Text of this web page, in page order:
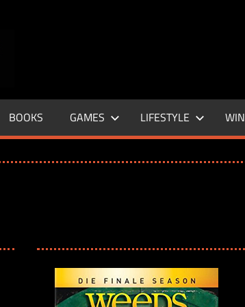
–
LIFE
MAGAZINE
BOOKS GAMES LIFESTYLE WIN